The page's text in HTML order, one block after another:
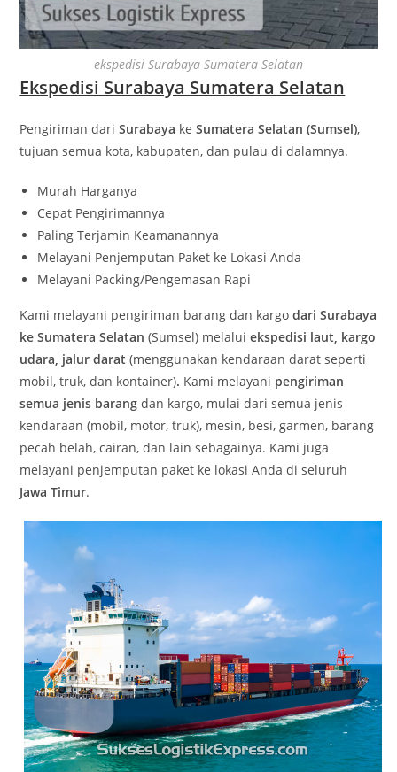
ekspedisi Surabaya Sumatera Selatan
Ekspedisi Surabaya Sumatera Selatan
Pengiriman dariSurabaya keSumatera Selatan (Sumsel),
tujuan semua kota, kabupaten, dan pulau di dalamnya.
Murah Harganya
Cepat Pengirimannya
Paling Terjamin Keamanannya
Melayani Penjemputan Paket ke Lokasi Anda
Melayani Packing/Pengemasan Rapi
Kami melayani pengiriman barang dan kargodari Surabaya
ke Sumatera Selatan (Sumsel) melaluiekspedisi laut, kargo
udara, jalur darat(menggunakan kendaraan darat seperti
mobil, truk, dan kontainer). Kami melayani pengiriman
semua jenis barang dan kargo, mulai dari semua jenis
kendaraan (mobil, motor, truk), mesin, besi, garmen, barang
pecah belah, cairan, dan lain sebagainya. Kami juga
melayani penjemputan paket ke lokasi Anda di seluruh
Jawa Timur.